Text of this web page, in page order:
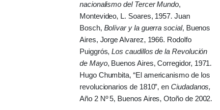
nacionalismo del Tercer Mundo,
Montevideo, L. Soares, 1957. Juan
Bosch, Bolívar y la guerra social, Buenos
Ai­res, Jorge Alva­rez, 1966. Rodolfo
Puiggrós,Los caudillos de la Revolución
de Mayo, Buenos Aires, Corregidor, 1971.
Hugo Chumbita, “El americanismo de los
revolucionarios de 1810”, enCiudadanos,
Año 2 Nº 5, Buenos Aires, Otoño de 2002.